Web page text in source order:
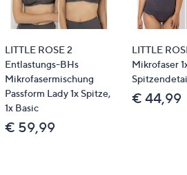
100 by OEKO-TEX®
LITTLE ROSE 2
Entlastungs-BHs
Mikrofasermischung
Passform Lady 1x Spitze,
1x Basic
€ 59,99
LITTLE
Mikrofaser
€ 44,99